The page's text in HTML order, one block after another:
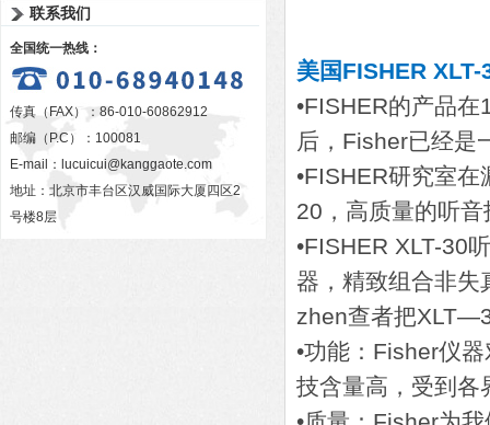
联系我们
全国统一热线：
传真（FAX）：86-010-60862912
邮编（P.C）：100081
E-mail： lucuicui@kanggaote.com
地址：北京市丰台区汉威国际大厦四区2
号楼8层
美国FISHER XLT-
•FISHER的产品
后，Fisher已经是
•FISHER研究室
20，高质量的听
•FISHER XLT-30
器，精致组合非失
zhen查者把
•功能：Fisher仪
技含量高，受到各